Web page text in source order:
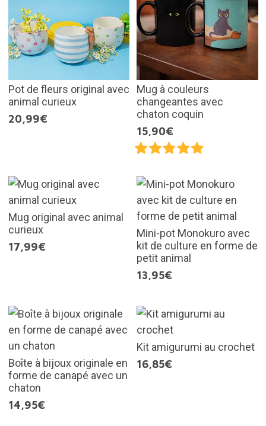
Pot de fleurs original avec
animal curieux
20,99€
Mug à couleurs
changeantes avec
chaton coquin
15,90€
Mug original avec animal
curieux
17,99€
Mini-pot Monokuro avec
kit de culture en forme de
petit animal
13,95€
Boîte à bijoux originale en
forme de canapé avec un
chaton
14,95€
Kit amigurumi au crochet
16,85€